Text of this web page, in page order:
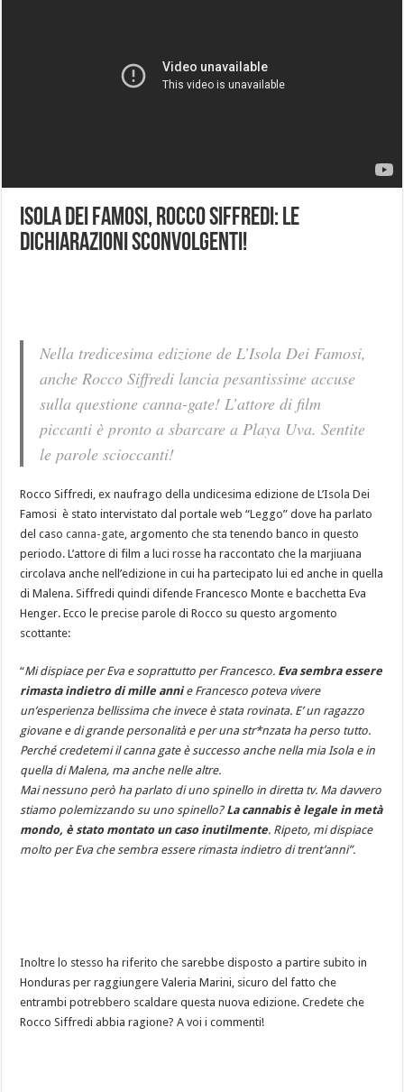
Isola Dei Famosi, Rocco Siffredi: Le
dichiarazioni sconvolgenti!
Nella tredicesima edizione de L’Isola Dei Famosi,
anche Rocco Siffredi lancia pesantissime accuse
sulla questione canna-gate! L’attore di film
piccanti è pronto a sbarcare a Playa Uva. Sentite
le parole scioccanti!
Rocco Siffredi, ex naufrago della undicesima edizione de L’Isola Dei
Famosi è stato intervistato dal portale web “Leggo” dove ha parlato
del casocanna-gate, argomento che sta tenendo banco in questo
periodo. L’attore di film a luci rosse ha raccontato che la marjiuana
circolava anche nell’edizione in cui ha partecipato lui ed anche in quella
di Malena. Siffredi quindi difende Francesco Monte e bacchetta Eva
Henger. Ecco le precise parole di Rocco su questo argomento
scottante:
“Mi dispiace per Eva e soprattutto per Francesco. Eva sembra essere
rimasta indietro di mille annie Francesco poteva vivere
un’esperienza bellissima che invece è stata rovinata. E’ un ragazzo
giovane e di grande personalità e per una str*nzata ha perso tutto.
Perché credetemi il canna gate è successo anche nella mia Isola e in
quella di Malena, ma anche nelle altre.
Mai nessuno però ha parlato di uno spinello in diretta tv. Ma davvero
stiamo polemizzando su uno spinello?La cannabis è legale in metà
mondo, è stato montato un caso inutilmente. Ripeto, mi dispiace
molto per Eva che sembra essere rimasta indietro di trent’anni”.
Inoltre lo stesso ha riferito che sarebbe disposto a partire subito in
Honduras per raggiungere Valeria Marini, sicuro del fatto che
entrambi potrebbero scaldare questa nuova edizione. Credete che
Rocco Siffredi abbia ragione? A voi i commenti!